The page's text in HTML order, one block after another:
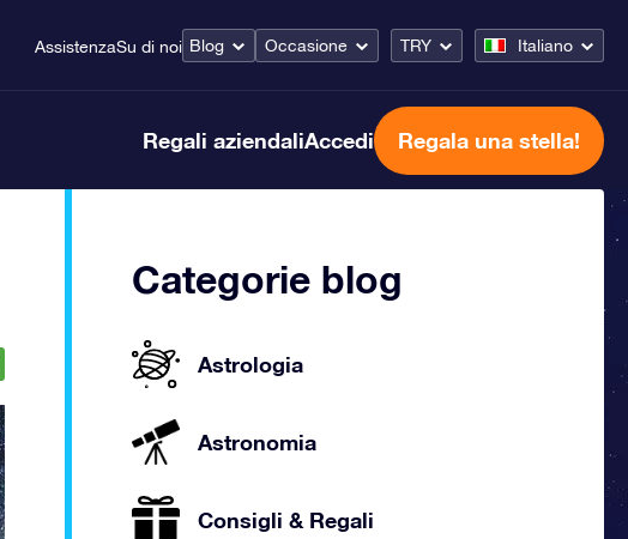
AssistenzaSu di noi Blog Occasione TRY Italiano
Regali aziendaliAccedi Regala una stella!
Categorie blog
Astrologia
Astronomia
Consigli & Regali